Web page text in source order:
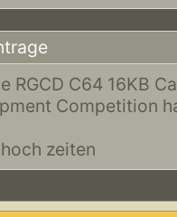
RGCD C64 16KB
Competition
zeiten